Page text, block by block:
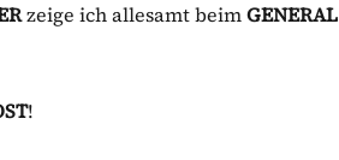
zeige ich allesamt beimGENERAL
!